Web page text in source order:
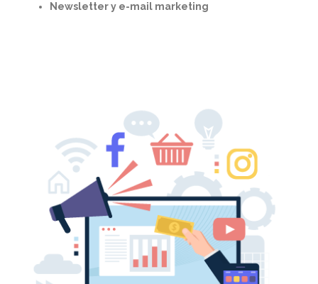
Newsletter y e-mail marketing